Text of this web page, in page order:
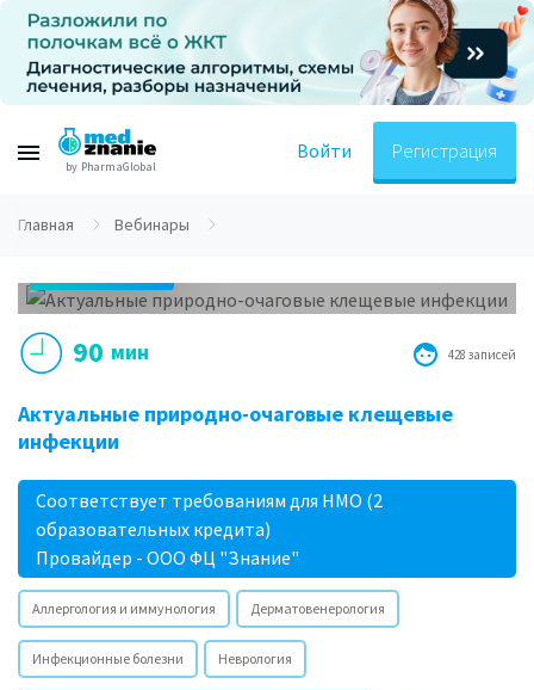
by PharmaGlobal
Войти Регистрация
Главная
Вебинары
90 мин 428 записей
Актуальные природно-очаговые клещевые
инфекции
Соответствует требованиям для НМО (2
образовательных кредита)
Провайдер - ООО ФЦ "Знание"
Аллергология и иммунология Дерматовенерология
Инфекционные болезни Неврология